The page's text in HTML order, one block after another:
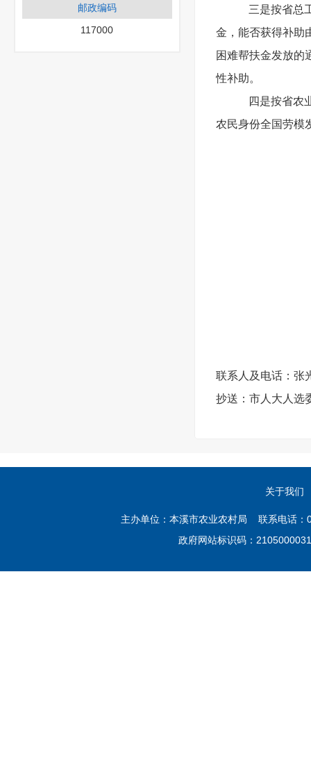
邮政编码
117000
三是按省总
金，能否获得补助
困难帮扶金发放的
性补助。
四是按省农
农民身份全国劳模
联系人及电话：张
抄送：市人大人选
关于我们
主办单位：本溪市农业农村局 联系电话
政府网站标识码：